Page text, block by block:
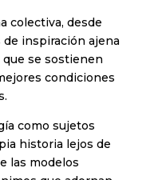
colectiva, desde
inspiración ajena
se sostienen
condiciones
como sujetos
historia lejos de
las modelos